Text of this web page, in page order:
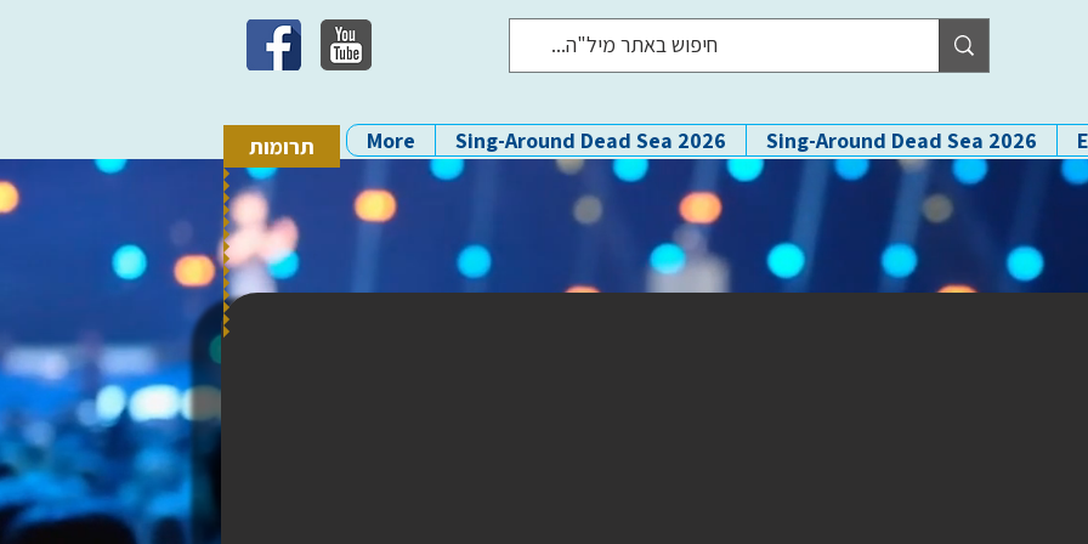
תרומות Sing-Around Dead Sea 2026
Sing-Around Dead Sea 2026
More